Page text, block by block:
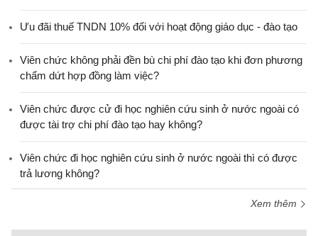
Ưu đãi thuế TNDN 10% đối với hoạt động giáo dục - đào tạo
Viên chức không phải đền bù chi phí đào tạo khi đơn phương
chấm dứt hợp đồng làm việc?
Viên chức được cử đi học nghiên cứu sinh ở nước ngoài có
được tài trợ chi phí đào tạo hay không?
Viên chức đi học nghiên cứu sinh ở nước ngoài thì có được
trả lương không?
Xem thêm